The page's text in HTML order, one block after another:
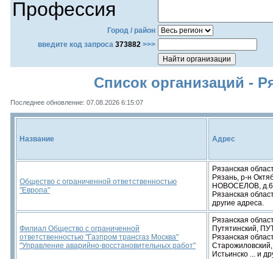
Профессия
Город / район
введите код запроса 373882 >>>
Список организаций -
Последнее обновление: 07.08.2026 6:15:07
Название Адрес
Общество с ограниченной ответственностью
"Европа"
Рязанская
Рязань, р-н
НОВОСЕЛОВ,
Рязанская
другие адреса.
Филиал Общество с ограниченной
ответственностью "Газпром трансгаз Москва"
"Управление аварийно-восстановительных работ"
Рязанская
Путятинский,
Рязанская
Истьинско ... и